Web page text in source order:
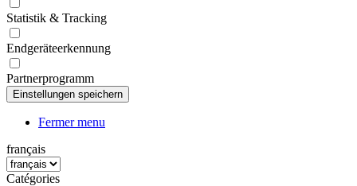
Statistik & Tracking
Endgeräteerkennung
Partnerprogramm
Fermer menu
français
Catégories